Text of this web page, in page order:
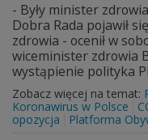
- Były minister
Dobra Rada pojawił
zdrowia - ocenił w
wiceminister zdrowia
wystąpienie polityka
Zobacz więcej na temat:
Koronawirus w Polsce
opozycja
Platforma